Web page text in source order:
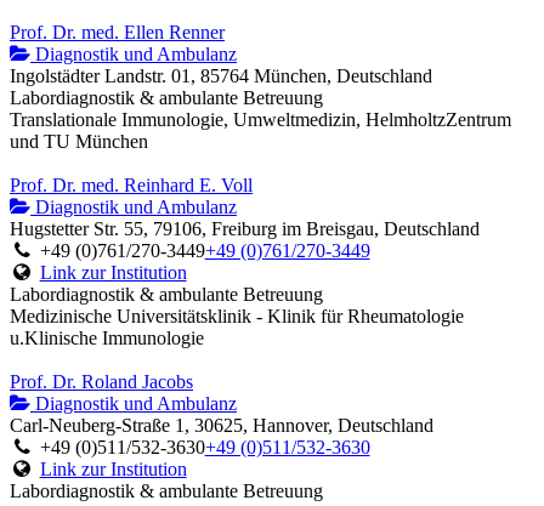
Prof. Dr. med. Ellen Renner
Diagnostik und Ambulanz
Ingolstädter Landstr. 01, 85764 München, Deutschland
Labordiagnostik & ambulante Betreuung
Translationale Immunologie, Umweltmedizin, HelmholtzZentrum
und TU München
Prof. Dr. med. Reinhard E. Voll
Diagnostik und Ambulanz
Hugstetter Str. 55, 79106, Freiburg im Breisgau, Deutschland
+49 (0)761/270-3449+49 (0)761/270-3449
Link zur Institution
Labordiagnostik & ambulante Betreuung
Medizinische Universitätsklinik - Klinik für Rheumatologie
u.Klinische Immunologie
Prof. Dr. Roland Jacobs
Diagnostik und Ambulanz
Carl-Neuberg-Straße 1, 30625, Hannover, Deutschland
+49 (0)511/532-3630+49 (0)511/532-3630
Link zur Institution
Labordiagnostik & ambulante Betreuung